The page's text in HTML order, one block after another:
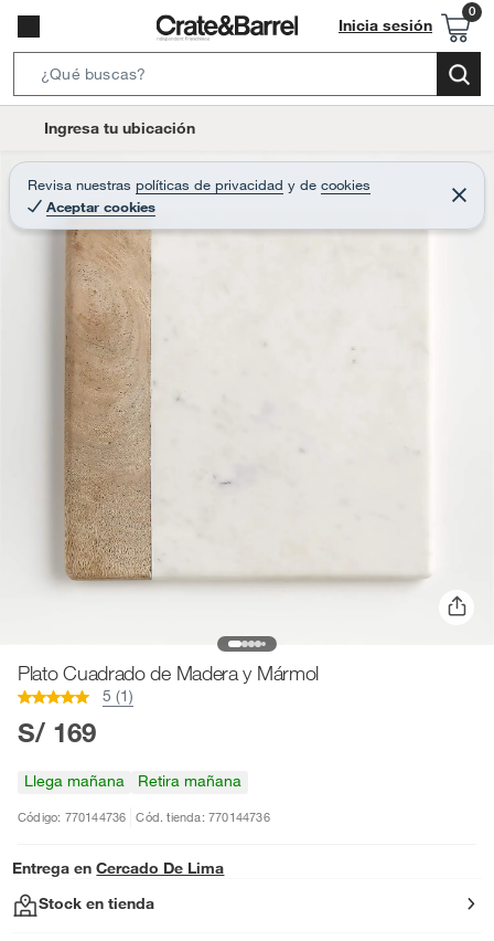
Inicia sesión
e
r
c
t
Ingresa tu ubicación
Revisa nuestras políticas de privacidad y de cookies
Aceptar cookies
C
e
r
Plato Cuadrado de Madera y Mármol
5 (1)
S/ 169
Llega mañana Retira mañana
Código: 770144736 Cód. tienda: 770144736
Entrega en Cercado De Lima
Stock en tienda